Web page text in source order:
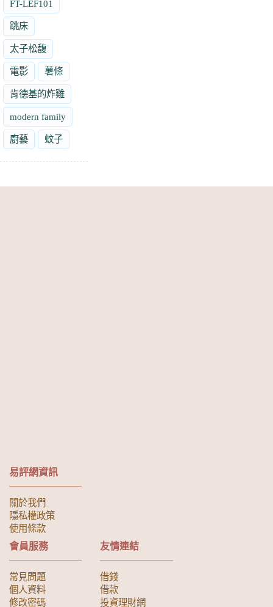
FT-LEF101
跳床
太子松馥
電影 薯條
肯德基的炸雞
modern family
廚藝 蚊子
易評網資訊
關於我們
隱私權政策
使用條款
會員服務
常見問題
個人資料
修改密碼
友情連結
借錢
借款
投資理財網